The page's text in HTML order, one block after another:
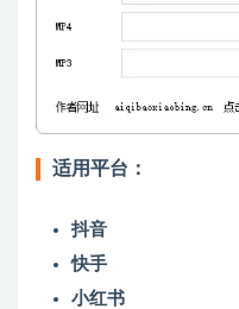
适用平台：
抖音
快手
小红书